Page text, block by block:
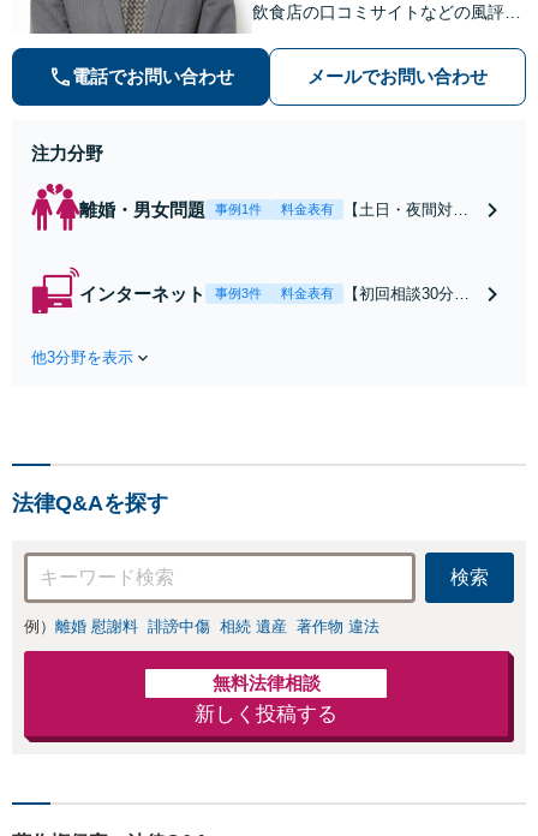
飲食店の口コミサイトなどの風評被
の種類を問わず相談可。可能な限り
早期対応で駆けつけサポート【労
電話でお問い合わせ メールでお問い合わせ
注力分野
離婚・男女問題 事例1件 料金表有
【土日・夜間対応
れたら、サインす
インターネット 事例3件 料金表有
【初回相談30分無
お店の風評被害対
応可：開示請求の
意見照会が来たと
きの対処法、被害
者との示談交渉
他3分野を表示
法律Q&Aを探す
検索
例） 離婚 慰謝料 誹謗中傷 相続 遺産 著作物 違法
無料法律相談
新しく投稿する